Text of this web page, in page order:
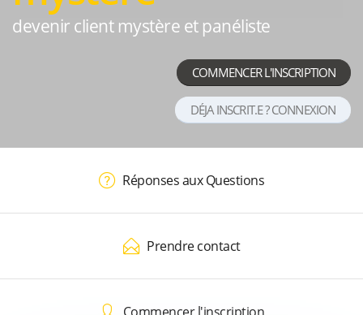
devenir client mystère et panéliste
COMMENCER L'INSCRIPTION
DÉJA INSCRIT.E ? CONNEXION
Réponses aux Questions
Prendre contact